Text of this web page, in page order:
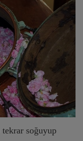
tekrar soğuyup